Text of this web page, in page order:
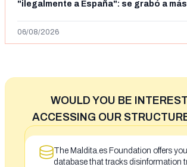
"ilegalmente a España": se grabó a
06/08/2026
WOULD YOU BE
ACCESSING OUR
The Maldita.es Foundation offers
database that tracks disinformation